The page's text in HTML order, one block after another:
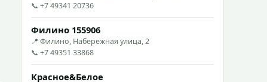
📞 +7 49341 20736
Филино 155906
📍 Филино, Набережная улица, 2
📞 +7 49351 33868
Красное&Белое